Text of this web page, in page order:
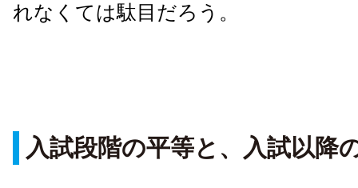
れなくては駄目だろう。
入試段階の平等と、入試以降